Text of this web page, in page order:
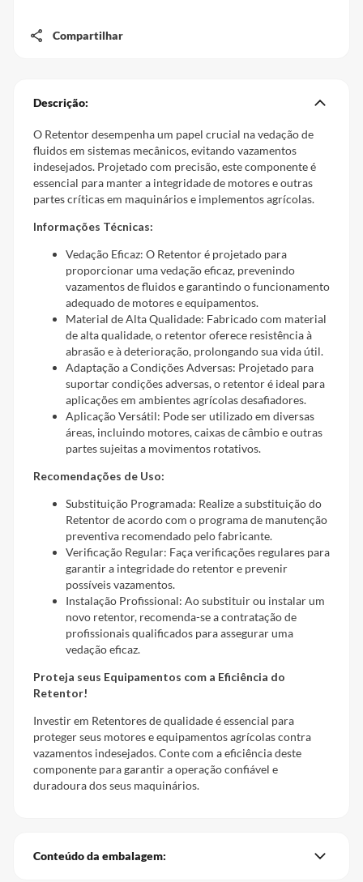
Compartilhar
Descrição:
O Retentor desempenha um papel crucial na vedação de
fluidos em sistemas mecânicos, evitando vazamentos
indesejados. Projetado com precisão, este componente é
essencial para manter a integridade de motores e outras
partes críticas em maquinários e implementos agrícolas.
Informações Técnicas:
Vedação Eficaz: O Retentor é projetado para
proporcionar uma vedação eficaz, prevenindo
vazamentos de fluidos e garantindo o funcionamento
adequado de motores e equipamentos.
Material de Alta Qualidade: Fabricado com material
de alta qualidade, o retentor oferece resistência à
abrasão e à deterioração, prolongando sua vida útil.
Adaptação a Condições Adversas: Projetado para
suportar condições adversas, o retentor é ideal para
aplicações em ambientes agrícolas desafiadores.
Aplicação Versátil: Pode ser utilizado em diversas
áreas, incluindo motores, caixas de câmbio e outras
partes sujeitas a movimentos rotativos.
Recomendações de Uso:
Substituição Programada: Realize a substituição do
Retentor de acordo com o programa de manutenção
preventiva recomendado pelo fabricante.
Verificação Regular: Faça verificações regulares para
garantir a integridade do retentor e prevenir
possíveis vazamentos.
Instalação Profissional: Ao substituir ou instalar um
novo retentor, recomenda-se a contratação de
profissionais qualificados para assegurar uma
vedação eficaz.
Proteja seus Equipamentos com a Eficiência do
Retentor!
Investir em Retentores de qualidade é essencial para
proteger seus motores e equipamentos agrícolas contra
vazamentos indesejados. Conte com a eficiência deste
componente para garantir a operação confiável e
duradoura dos seus maquinários.
Conteúdo da embalagem: